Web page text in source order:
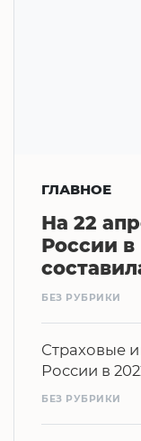
ГЛАВНОЕ
На 22
России
БЕЗ РУБРИКИ
Страховые
России в
БЕЗ РУБРИКИ